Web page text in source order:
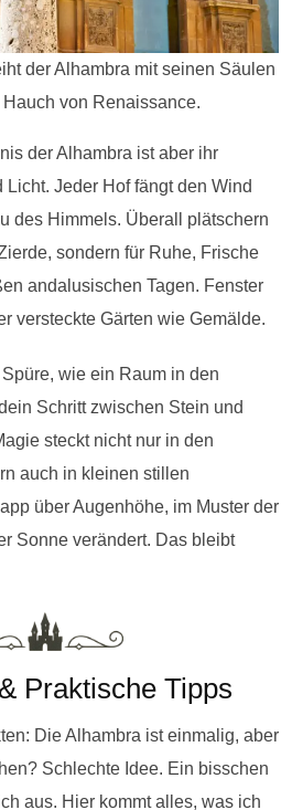
der Alhambra mit seinen Säulen
von Renaissance.
der Alhambra ist aber ihr
Licht. Jeder Hof fängt den Wind
des Himmels. Überall plätschern
sondern für Ruhe, Frische
andalusischen Tagen. Fenster
versteckte Gärten wie Gemälde.
wie ein Raum in den
Schritt zwischen Stein und
steckt nicht nur in den
auch in kleinen stillen
über Augenhöhe, im Muster der
Sonne verändert. Das bleibt
Praktische Tipps
Die Alhambra ist einmalig, aber
Schlechte Idee. Ein bisschen
aus. Hier kommt alles, was ich